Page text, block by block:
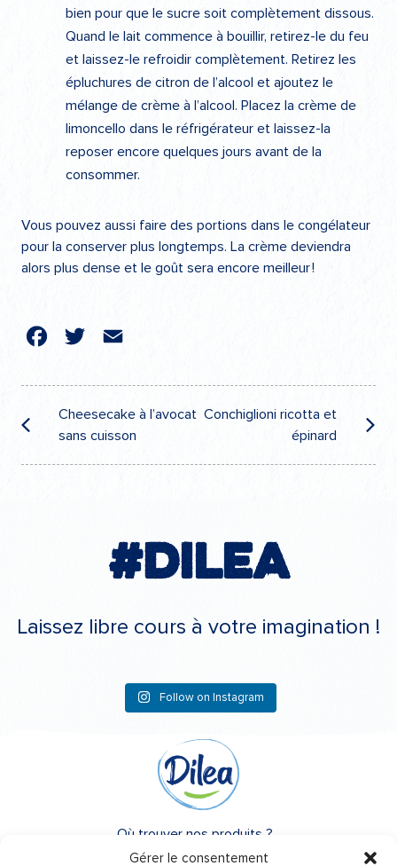
Gérer le consentement
bien pour que le sucre soit complètement dissous.
Quand le lait commence à bouillir, retirez-le du feu
et laissez-le refroidir complètement. Retirez les
épluchures de citron de l’alcool et ajoutez le
mélange de crème à l’alcool. Placez la crème de
limoncello dans le réfrigérateur et laissez-la
reposer encore quelques jours avant de la
consommer.
Vous pouvez aussi faire des portions dans le congélateur
pour la conserver plus longtemps. La crème deviendra
alors plus dense et le goût sera encore meilleur !
Twitter
Email
Navigation
de
l’article
Cheesecake à l’avocat
sans cuisson
Conchiglioni ricotta et
épinard
#Dilea
Laissez libre cours à votre imagination !
Follow on Instagram
Où trouver nos produits ?